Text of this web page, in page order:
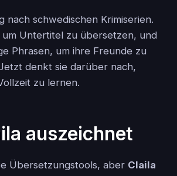
nach schwedischen Krimiserien.
um Untertitel zu übersetzen, und
Phrasen, um ihre Freunde zu
denkt sie darüber nach,
zu lernen.
auszeichnet
Übersetzungstools, aber Claila